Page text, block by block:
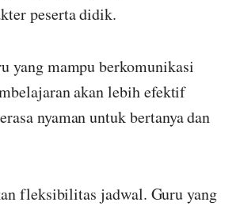
peserta didik.
yang mampu berkomunikasi
akan lebih efektif
nyaman untuk bertanya dan
fleksibilitas jadwal. Guru yang